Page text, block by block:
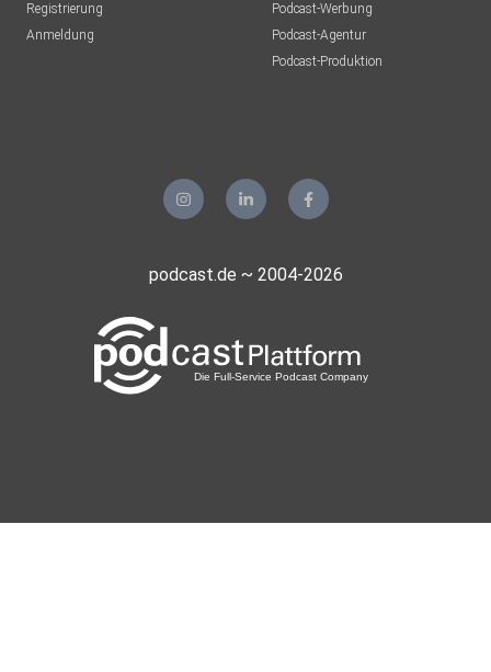
Registrierung
Anmeldung
Podcast-Werbung
Podcast-Agentur
Podcast-Produktion
podcast.de ~ 2004-2026